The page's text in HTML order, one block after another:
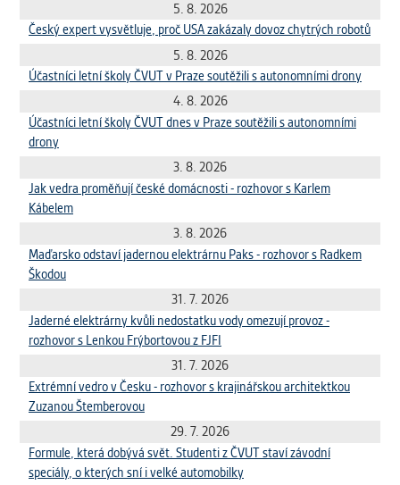
Slouží pro získávání anonymizovaných
statistických údajů, které nám pomáhají
vylepšovat naše aplikace. Zpravidla jde o
cookies systémů třetích stran, které k
těmto účelům využíváme.
MARKETINGOVÉ
Využívané za účelem zobrazení
správných nabídek a cílení obsahu podle
Vašich preferencí. Zpravidla jde o
cookies systémů třetích stran, které nám
s analýzou uživatelského chování
pomáhají.
OSTATNÍ
Cookies, které aplikace nedokáže zařadit.
Naším cílem je, aby tato kategorie
zůstala prázdná a všechny cookies byly
přiřazeny do některé z kategorií
5. 8. 2026
Český expert vysvětluje, proč USA zakázaly dovoz chytrých robotů
5. 8. 2026
Účastníci letní školy ČVUT v Praze soutěžili s autonomními drony
4. 8. 2026
Účastníci letní školy ČVUT dnes v Praze soutěžili s autonomními
drony
3. 8. 2026
Jak vedra proměňují české domácnosti - rozhovor s Karlem
Kábelem
3. 8. 2026
Maďarsko odstaví jadernou elektrárnu Paks - rozhovor s Radkem
Škodou
31. 7. 2026
Jaderné elektrárny kvůli nedostatku vody omezují provoz -
rozhovor s Lenkou Frýbortovou z FJFI
31. 7. 2026
Extrémní vedro v Česku - rozhovor s krajinářskou architektkou
Zuzanou Štemberovou
29. 7. 2026
Formule, která dobývá svět. Studenti z ČVUT staví závodní
speciály, o kterých sní i velké automobilky